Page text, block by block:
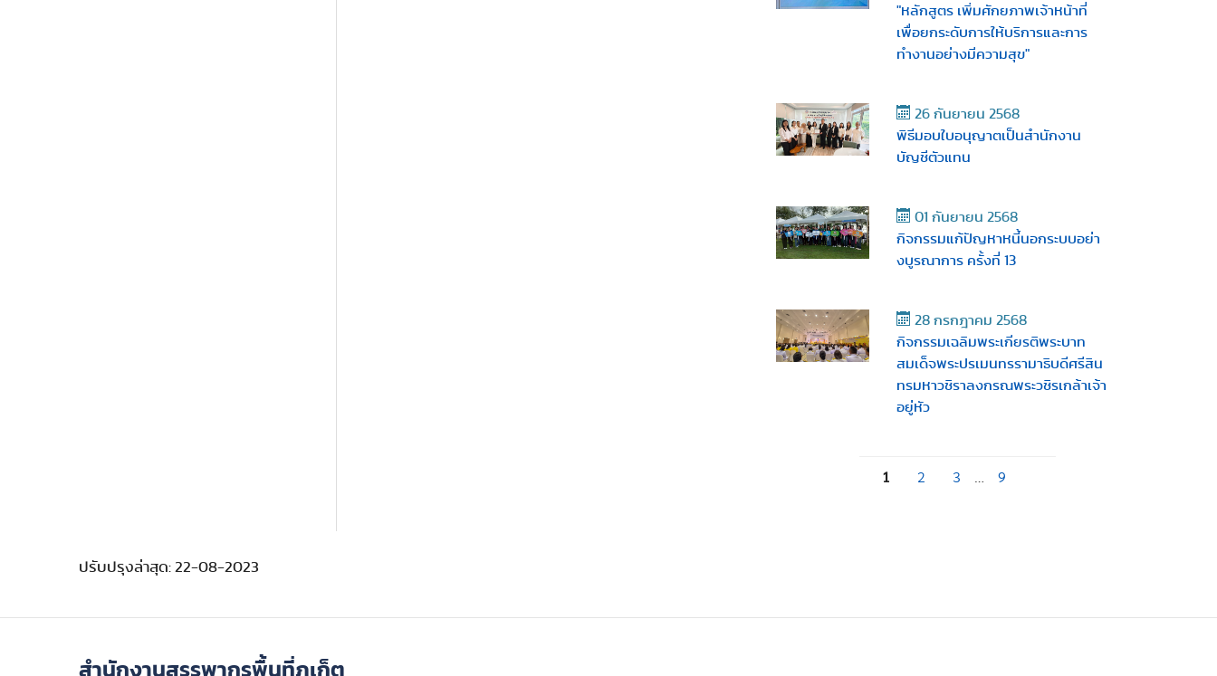
"หลักสูตร เพิ่มศักยภาพเจ้าหน้าที่
เพื่อยกระดับการให้บริการและการ
ทำงานอย่างมีความสุข"
26 กันยายน 2568
พิธีมอบใบอนุญาตเป็นสำนักงาน
บัญชีตัวแทน
01 กันยายน 2568
กิจกรรมแก้ปัญหาหนี้นอกระบบอย่า
งบูรณาการ ครั้งที่ 13
28 กรกฎาคม 2568
กิจกรรมเฉลิมพระเกียรติพระบาท
สมเด็จพระปรเมนทรรามาธิบดีศรีสิน
ทรมหาวชิราลงกรณพระวชิรเกล้าเจ้า
อยู่หัว
1 2 3 9
ปรับปรุงล่าสุด: 22-08-2023
สำนักงานสรรพากรพื้นที่ภูเก็ต